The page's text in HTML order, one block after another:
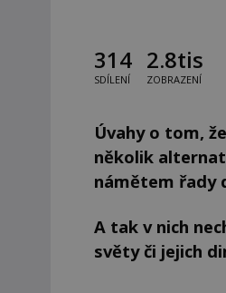
314
SDÍLENÍ
2.8tis
ZOBRAZENÍ
Úvahy o tom,
několik
námětem řady
A tak v nich
světy či jejich